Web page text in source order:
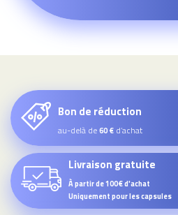
Bon de réduction
au-delà de60 € d’achat
Livraison gratuite
À partir de 100€ d'achat
Uniquement pour les capsules